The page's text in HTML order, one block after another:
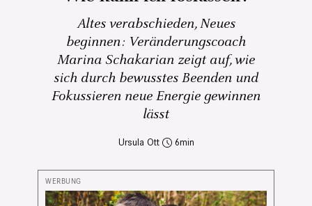
Altes verabschieden, Neues
beginnen: Veränderungscoach
Marina Schakarian zeigt auf, wie
sich durch bewusstes Beenden und
Fokussieren neue Energie gewinnen
lässt
Ursula Ott 6